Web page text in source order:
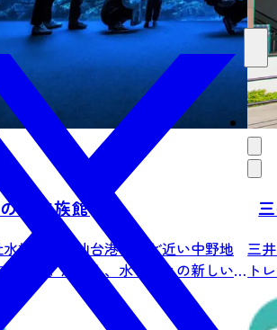
杜水族館
族館は、仙台港にほど近い中野地
です。海と人、水と人との新しい
三
ト